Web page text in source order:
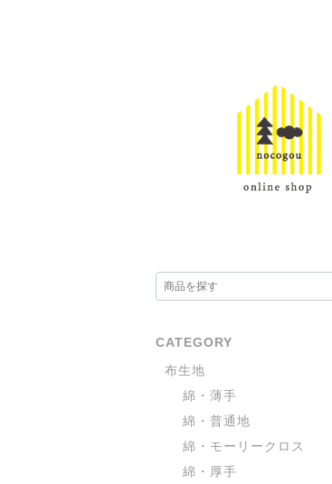
CATEGORY
布生地
綿・薄手
綿・普通地
綿・モーリークロス
綿・厚手